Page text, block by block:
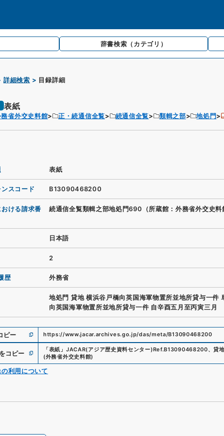
辞書検索 （カテゴリ）
詳細検索 目録詳細
表紙
省外交史料館 正・続通信全覧 続通信全覧 類輯之部 地処門
表紙
スコード B13090468200
ける請求番
続通信全覧類輯之部地処門690（所蔵館：外務省外交史料
日本語
2
歴 外務省
地処門 貸地 横浜谷戸橋向英国海軍物置所並地所貸与一件
向英国海軍物置所並地所貸与一件 自辛酉五月至丙寅三月
ピー https://www.jacar.archives.go.jp/das/meta/B13090468200
コピー 「表紙 」 JACAR(アジア歴史資料センター)Ref.B13090468200、貸
(外務省外交史料館)
利用について